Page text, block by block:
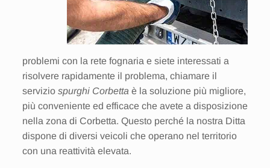
problemi con la rete fognaria e siete interessati a
risolvere rapidamente il problema, chiamare il
servizio spurghi Corbetta è la soluzione più migliore,
più conveniente ed efficace che avete a disposizione
nella zona di Corbetta. Questo perché la nostra Ditta
dispone di diversi veicoli che operano nel territorio
con una reattività elevata.